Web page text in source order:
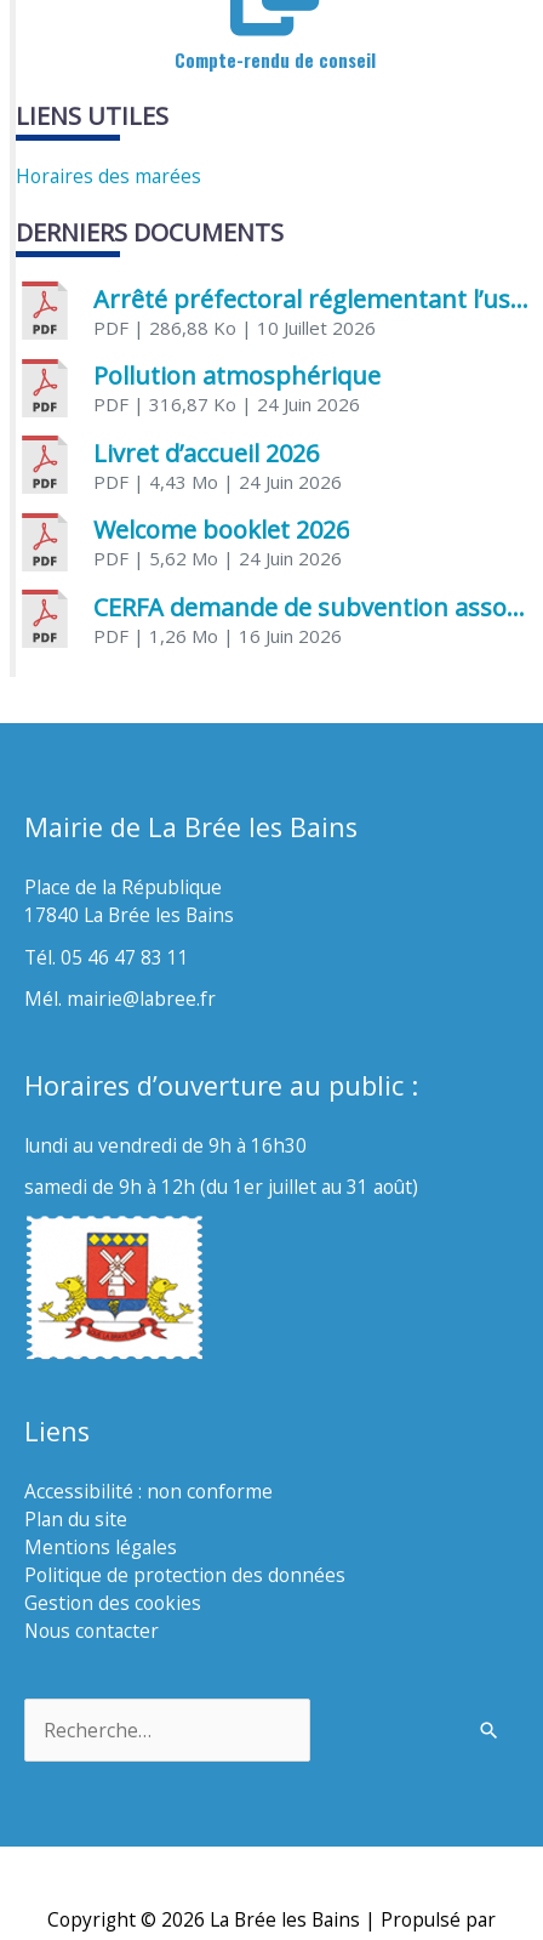
Compte-rendu de conseil
LIENS UTILES
Horaires des marées
DERNIERS DOCUMENTS
Arrêté préfectoral réglementant l’usage de l’eau
PDF| 286,88 Ko | 10 Juillet 2026
Pollution atmosphérique
PDF| 316,87 Ko | 24 Juin 2026
Livret d’accueil 2026
PDF| 4,43 Mo | 24 Juin 2026
Welcome booklet 2026
PDF| 5,62 Mo | 24 Juin 2026
CERFA demande de subvention association
PDF| 1,26 Mo | 16 Juin 2026
Mairie de La Brée les Bains
Place de la République
17840 La Brée les Bains
Tél. 05 46 47 83 11
Mél. mairie@labree.fr
Horaires d’ouverture au public :
lundi au vendredi de 9h à 16h30
samedi de 9h à 12h (du 1er juillet au 31 août)
Liens
Accessibilité : non conforme
Plan du site
Mentions légales
Politique de protection des données
Gestion des cookies
Nous contacter
Copyright © 2026 La Brée les Bains | Propulsé par